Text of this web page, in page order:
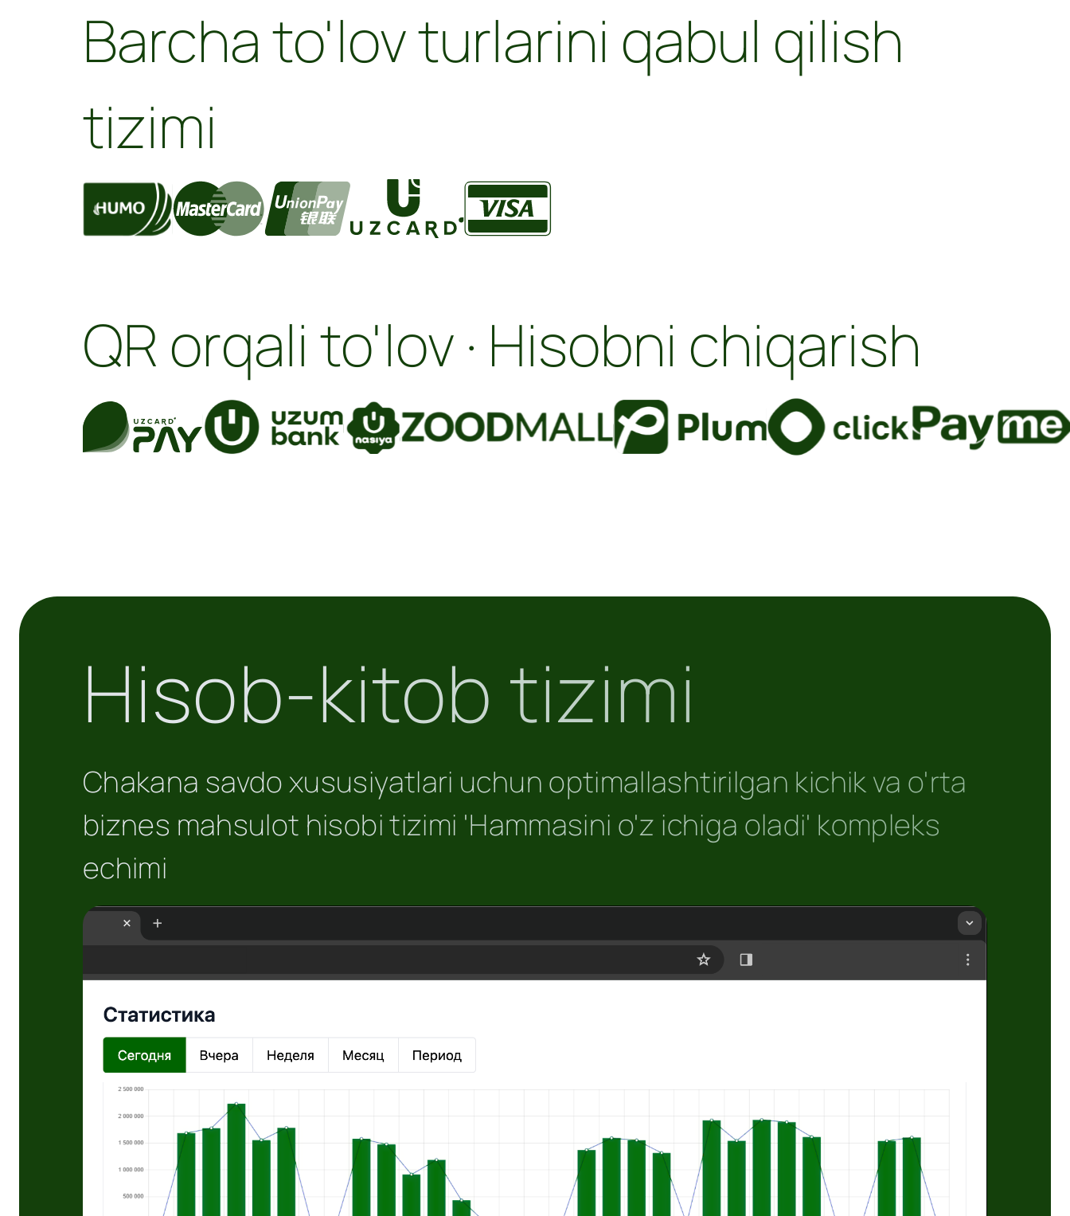
Barcha to'lov turlarini qabul qilish
tizimi
QR orqali to'lov · Hisobni chiqarish
Hisob-kitob tizimi
Chakana savdo xususiyatlari uchun optimallashtirilgan kichik va o'rta
biznes mahsulot hisobi tizimi 'Hammasini o'z ichiga oladi' kompleks
echimi